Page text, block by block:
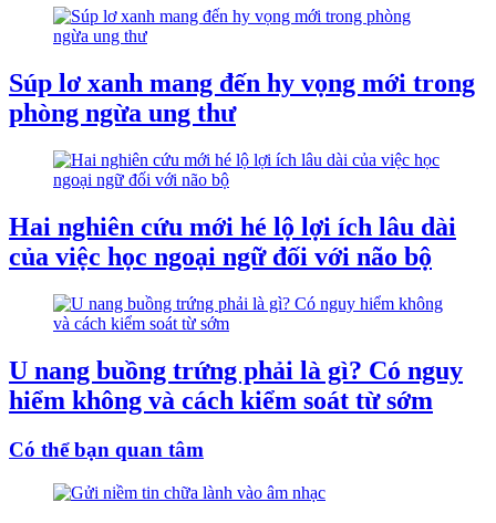
Súp lơ xanh mang đến hy vọng mới trong
phòng ngừa ung thư
Hai nghiên cứu mới hé lộ lợi ích lâu dài
của việc học ngoại ngữ đối với não bộ
U nang buồng trứng phải là gì? Có nguy
hiểm không và cách kiểm soát từ sớm
Có thể bạn quan tâm